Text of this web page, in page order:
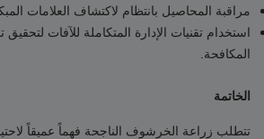
مراقبة المحاصيل بانتظام لاكتشاف العلامات
استخدام تقنيات الإدارة المتكاملة للآفات
المكافحة.
الخاتمة
تتطلب زراعة الخرشوف الناجحة فهماً عميقاً